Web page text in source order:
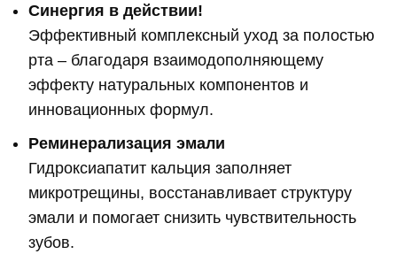
Синергия в действии!
Эффективный комплексный уход за полостью
рта – благодаря взаимодополняющему
эффекту натуральных компонентов и
инновационных формул.
Реминерализация эмали
Гидроксиапатит кальция заполняет
микротрещины, восстанавливает структуру
эмали и помогает снизить чувствительность
зубов.